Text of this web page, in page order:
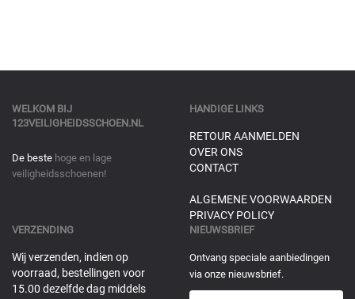
WELKOM BIJ
123VEILIGHEIDSSCHOEN.NL
De beste hoge en lage
veiligheidsschoenen!
HANDIGE LINKS
RETOUR AANMELDEN
OVER ONS
CONTACT
ALGEMENE VOORWAARDEN
PRIVACY POLICY
VERZENDING
Wij verzenden, indien op
voorraad, bestellingen voor
15.00 dezelfde dag middels
NIEUWSBRIEF
Ontvang speciale aanbiedingen
via onze nieuwsbrief.